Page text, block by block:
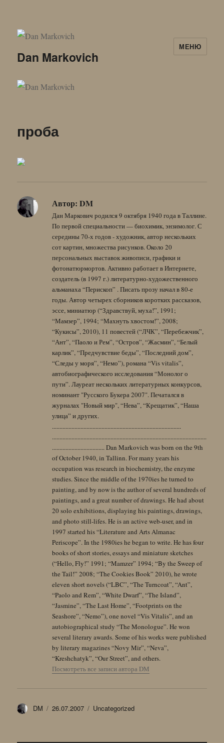
Dan Markovich
МЕНЮ
проба
Автор: DM
Дан Маркович родился 9 октября 1940 года в Таллине.
По первой специальности — биохимик, энзимолог. С
середины 70-х годов - художник, автор нескольких
сот картин, множества рисунков. Около 20
персональных выставок живописи, графики и
фотонатюрмортов. Активно работает в Интернете,
создатель (в 1997 г.) литературно-художественного
альманаха “Перископ” . Писать прозу начал в 80-е
годы. Автор четырех сборников коротких рассказов,
эссе, миниатюр (“Здравствуй, муха!”, 1991;
“Мамзер”, 1994; “Махнуть хвостом!”, 2008;
“Кукисы”, 2010), 11 повестей (“ЛЧК”, “Перебежчик”,
“Ант”, “Паоло и Рем”, “Остров”, “Жасмин”, “Белый
карлик”, “Предчувствие беды”, “Последний дом”,
“Следы у моря”, “Немо”), романа “Vis vitalis”,
автобиографического исследования “Монолог о
пути”. Лауреат нескольких литературных конкурсов,
номинант "Русского Букера 2007". Печатался в
журналах "Новый мир", “Нева”, “Крещатик”, “Наша
улица” и других.
......................................................................................
.......................................................................................................
................................... Dan Markovich was born on the 9th
of October 1940, in Tallinn. For many years his
occupation was research in biochemistry, the enzyme
studies. Since the middle of the 1970ies he turned to
painting, and by now is the author of several hundreds of
paintings, and a great number of drawings. He had about
20 solo exhibitions, displaying his paintings, drawings,
and photo still-lifes. He is an active web-user, and in
1997 started his “Literature and Arts Almanac
Periscope”. In the 1980ies he began to write. He has four
books of short stories, essays and miniature sketches
(“Hello, Fly!” 1991; “Mamzer” 1994; “By the Sweep of
the Tail!” 2008; “The Cookies Book” 2010), he wrote
eleven short novels (“LBC”, “The Turncoat”, “Ant”,
“Paolo and Rem”, “White Dwarf”, “The Island”,
“Jasmine”, “The Last Home”, “Footprints on the
Seashore”, “Nemo”), one novel “Vis Vitalis”, and an
autobiographical study “The Monologue”. He won
several literary awards. Some of his works were published
by literary magazines “Novy Mir”, “Neva”,
“Kreshchatyk”, “Our Street”, and others.
Посмотреть все записи автора DM
Автор
DM Опубликовано
26.07.2007 Рубрики
Uncategorized